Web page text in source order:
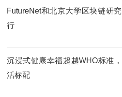
FutureNet和北京大学区块链研
行
沉浸式健康幸福超越WHO标准
活标配